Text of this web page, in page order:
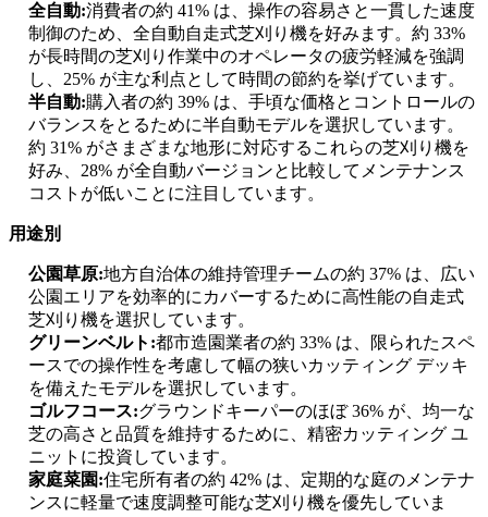
全自動:消費者の約 41% は、操作の容易さと一貫した速度
制御のため、全自動自走式芝刈り機を好みます。約 33%
が長時間の芝刈り作業中のオペレータの疲労軽減を強調
し、25% が主な利点として時間の節約を挙げています。
半自動:購入者の約 39% は、手頃な価格とコントロールの
バランスをとるために半自動モデルを選択しています。
約 31% がさまざまな地形に対応するこれらの芝刈り機を
好み、28% が全自動バージョンと比較してメンテナンス
コストが低いことに注目しています。
用途別
公園草原:地方自治体の維持管理チームの約 37% は、広い
公園エリアを効率的にカバーするために高性能の自走式
芝刈り機を選択しています。
グリーンベルト:都市造園業者の約 33% は、限られたスペ
ースでの操作性を考慮して幅の狭いカッティング デッキ
を備えたモデルを選択しています。
ゴルフコース:グラウンドキーパーのほぼ 36% が、均一な
芝の高さと品質を維持するために、精密カッティング ユ
ニットに投資しています。
家庭菜園:住宅所有者の約 42% は、定期的な庭のメンテナ
ンスに軽量で速度調整可能な芝刈り機を優先していま